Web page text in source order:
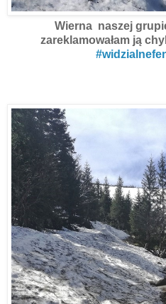
Wierna naszej
zareklamowałam ją
#